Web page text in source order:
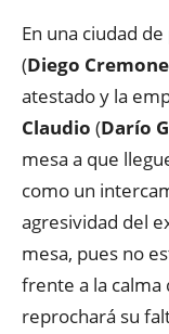
En una ciudad
(Diego
atestado y la
Claudio (Darío
mesa a que
como un
agresividad del
mesa, pues no
frente a la calma
reprochará su